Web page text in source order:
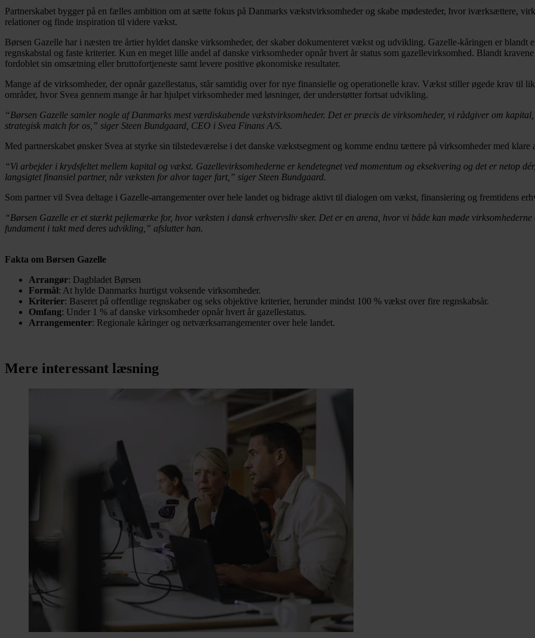
Partnerskabet bygger på en fælles ambition om at sætte fokus på Danmarks vækstvirksomheder og skabe mødesteder, hvor iværksættere,
relationer og finde inspiration til videre vækst.
Børsen Gazelle har i næsten tre årtier hyldet danske virksomheder, der skaber dokumenteret vækst og udvikling. Gazelle-kåringen er
regnskabstal og faste kriterier. Kun en meget lille andel af danske virksomheder opnår hvert år status som gazellevirksomhed. Blandt
fordoblet sin omsætning eller bruttofortjeneste samt levere positive økonomiske resultater.
Mange af de virksomheder, der opnår gazellestatus, står samtidig over for nye finansielle og operationelle krav. Vækst stiller øgede krav til
områder, hvor Svea gennem mange år har hjulpet virksomheder med løsninger, der understøtter fortsat udvikling.
“Børsen Gazelle samler nogle af Danmarks mest værdiskabende vækstvirksomheder. Det er præcis de virksomheder, vi rådgiver om
strategisk match for os,” siger Steen Bundgaard, CEO i Svea Finans A/S.
Med partnerskabet ønsker Svea at styrke sin tilstedeværelse i det danske vækstsegment og komme endnu tættere på virksomheder med
“Vi arbejder i krydsfeltet mellem kapital og vækst. Gazellevirksomhederne er kendetegnet ved momentum og eksekvering og det er netop dé
langsigtet finansiel partner, når væksten for alvor tager fart,” siger Steen Bundgaard.
Som partner vil Svea deltage i Gazelle-arrangementer over hele landet og bidrage aktivt til dialogen om vækst, finansiering og fremtidens
“Børsen Gazelle er et stærkt pejlemærke for, hvor væksten i dansk erhvervsliv sker. Det er en arena, hvor vi både kan møde
fundament i takt med deres udvikling,” afslutter han.
Fakta om Børsen Gazelle
Arrangør: Dagbladet Børsen
Formål: At hylde Danmarks hurtigst voksende virksomheder.
Kriterier: Baseret på offentlige regnskaber og seks objektive kriterier, herunder mindst 100 % vækst over fire regnskabsår.
Omfang: Under 1 % af danske virksomheder opnår hvert år gazellestatus.
Arrangementer: Regionale kåringer og netværksarrangementer over hele landet.
Mere interessant læsning